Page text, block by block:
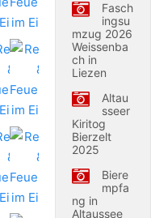
Fasch
ingsu
mzug 2026
Weissenba
ch in
Liezen
Altau
sseer
Kiritog
Bierzelt
2025
Biere
mpfa
ng in
Altaussee